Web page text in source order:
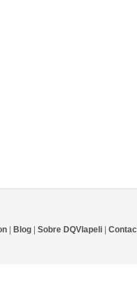
Blog Sobre DQVlapeli